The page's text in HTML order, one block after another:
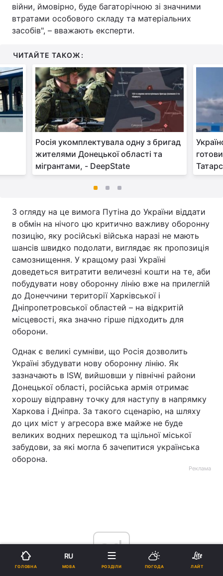
війни, ймовірно, буде багаторічною зі значними
втратами особового складу та матеріальних
засобів", – вважають експерти.
ЧИТАЙТЕ ТАКОЖ:
Росія укомплектувала одну з бригад
жителями Донецької області та
мігрантами, - DeepState
З огляду на це вимога Путіна до України віддати
в обмін на нічого цю критично важливу оборонну
позицію, яку російські війська наразі не мають
шансів швидко подолати, виглядає як пропозиція
самознищення. У кращому разі Україні
доведеться витратити величезні кошти на те, аби
побудувати нову оборонну лінію вже на прилеглій
до Донеччини території Харківської і
Дніпропетровської областей – на відкритій
місцевості, яка значно гірше підходить для
оборони.
Однак є великі сумніви, що Росія дозволить
Україні збудувати нову оборонну лінію. Як
зазначають в ISW, вийшовши у північні райони
Донецької області, російська армія отримає
хорошу відправну точку для наступу в напрямку
Харкова і Дніпра. За такого сценарію, на шляху
до цих міст у агресора вже майже не буде
великих водних перешкод та щільної міської
забудови, за які могла б зачепитися українська
оборона.
Реклама
ad
ГОЛОВНА
RU
МОВА РОЗДІЛИ ПОГОДА ЛАЙТ